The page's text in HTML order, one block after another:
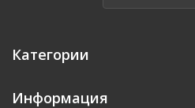
Категории
Информация